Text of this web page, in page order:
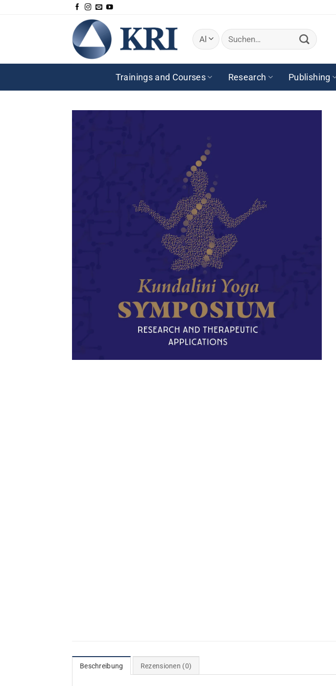
Suchen
nach:
Trainings and Courses Research Publishing
Beschreibung Rezensionen (0)